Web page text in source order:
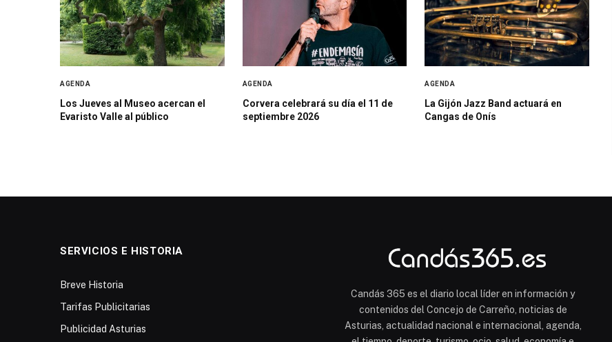
AGENDA
Los Jueves al Museo acercan el
Evaristo Valle al público
AGENDA
Corvera celebrará su día el 11 de
septiembre 2026
AGENDA
La Gijón Jazz Band actuará en
Cangas de Onís
SERVICIOS E HISTORIA
Breve Historia
Tarifas Publicitarias
Publicidad Asturias
Candás 365 es el diario local líder en información y
contenidos del Concejo de Carreño, noticias de
Asturias, actualidad nacional e internacional, agenda,